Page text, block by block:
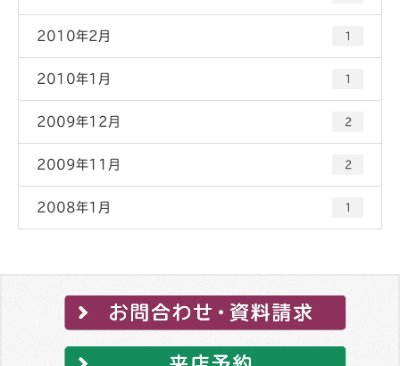
2010年2月 1
2010年1月 1
2009年12月 2
2009年11月 2
2008年1月 1